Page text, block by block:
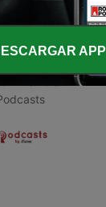
APP